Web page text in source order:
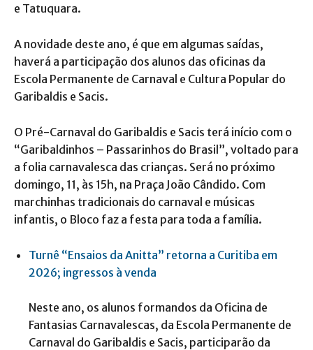
e Tatuquara.
A novidade deste ano, é que em algumas saídas,
haverá a participação dos alunos das oficinas da
Escola Permanente de Carnaval e Cultura Popular do
Garibaldis e Sacis.
O Pré-Carnaval do Garibaldis e Sacis terá início com o
“Garibaldinhos – Passarinhos do Brasil”, voltado para
a folia carnavalesca das crianças. Será no próximo
domingo, 11, às 15h, na Praça João Cândido. Com
marchinhas tradicionais do carnaval e músicas
infantis, o Bloco faz a festa para toda a família.
Turnê “Ensaios da Anitta” retorna a Curitiba em
2026; ingressos à venda
Neste ano, os alunos formandos da Oficina de
Fantasias Carnavalescas, da Escola Permanente de
Carnaval do Garibaldis e Sacis, participarão da